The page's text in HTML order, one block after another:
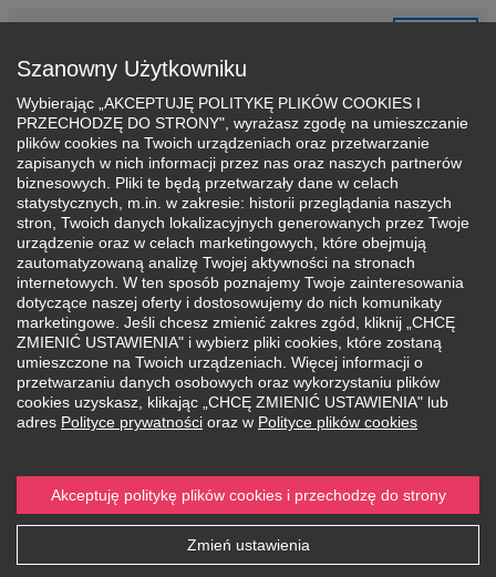
Account FAQ
Panel
Choose the course/program you
want
Fill in the fields below and get started with your
application process
Town/city
Date of admission
Szanowny Użytkowniku
Wybierając „AKCEPTUJĘ POLITYKĘ PLIKÓW COOKIES I
PRZECHODZĘ DO STRONY", wyrażasz zgodę na umieszczanie
plików cookies na Twoich urządzeniach oraz przetwarzanie
zapisanych w nich informacji przez nas oraz naszych partnerów
biznesowych. Pliki te będą przetwarzały dane w celach
statystycznych, m.in. w zakresie: historii przeglądania naszych
stron, Twoich danych lokalizacyjnych generowanych przez Twoje
urządzenie oraz w celach marketingowych, które obejmują
zautomatyzowaną analizę Twojej aktywności na stronach
internetowych. W ten sposób poznajemy Twoje zainteresowania
dotyczące naszej oferty i dostosowujemy do nich komunikaty
marketingowe. Jeśli chcesz zmienić zakres zgód, kliknij „CHCĘ
ZMIENIĆ USTAWIENIA" i wybierz pliki cookies, które zostaną
umieszczone na Twoich urządzeniach. Więcej informacji o
przetwarzaniu danych osobowych oraz wykorzystaniu plików
cookies uzyskasz, klikając „CHCĘ ZMIENIĆ USTAWIENIA" lub
adres Polityce prywatności oraz w Polityce plików cookies
Zmień ustawienia
Akceptuję politykę plików cookies i przechodzę do strony